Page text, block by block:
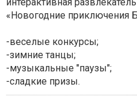
«Новогодние приключения
-веселые конкурсы;
-зимние танцы;
-музыкальные "паузы";
-сладкие призы.